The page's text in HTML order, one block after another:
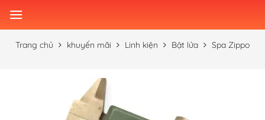
Trang chủ khuyến mãi Linh kiện Bật lửa Spa Zippo